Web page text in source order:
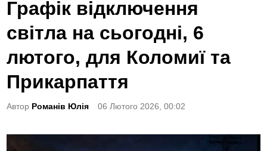
s
t
e
d
n
Графік відключення
світла на сьогодні, 6
лютого, для Коломиї та
Прикарпаття
Автор Романів Юлія 06 Лютого 2026, 00:02